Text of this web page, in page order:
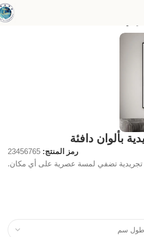
بألوان دافئة
رمز المنتج: 23456765
تجريدية تضفي لمسة عصرية على أي مكان.